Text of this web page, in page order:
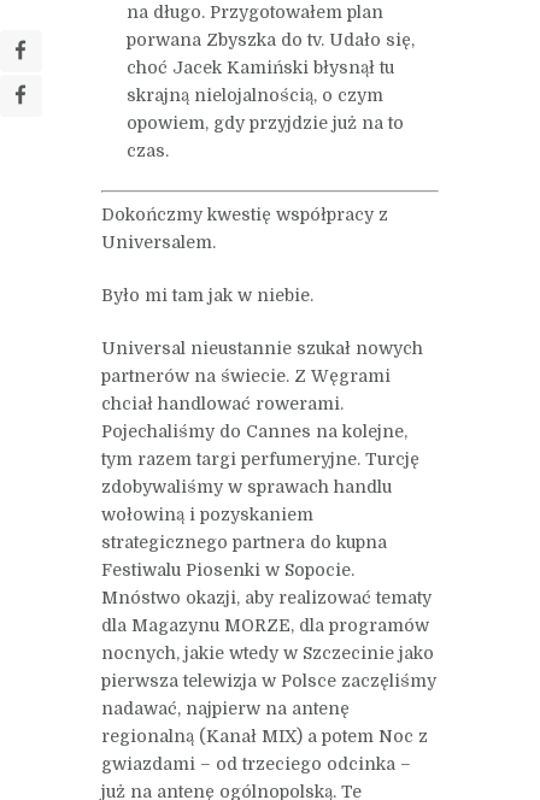
na długo. Przygotowałem plan
porwana Zbyszka do tv. Udało się,
choć Jacek Kamiński błysnął tu
skrajną nielojalnością, o czym
opowiem, gdy przyjdzie już na to
czas.
Dokończmy kwestię współpracy z
Universalem.
Było mi tam jak w niebie.
Universal nieustannie szukał nowych
partnerów na świecie. Z Węgrami
chciał handlować rowerami.
Pojechaliśmy do Cannes na kolejne,
tym razem targi perfumeryjne. Turcję
zdobywaliśmy w sprawach handlu
wołowiną i pozyskaniem
strategicznego partnera do kupna
Festiwalu Piosenki w Sopocie.
Mnóstwo okazji, aby realizować tematy
dla Magazynu MORZE, dla programów
nocnych, jakie wtedy w Szczecinie jako
pierwsza telewizja w Polsce zaczęliśmy
nadawać, najpierw na antenę
regionalną (Kanał MIX) a potem Noc z
gwiazdami – od trzeciego odcinka –
już na antenę ogólnopolską. Te